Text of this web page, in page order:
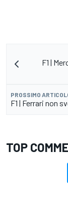
F1 |
PROSSIMO
F1 | Ferrari non
TOP